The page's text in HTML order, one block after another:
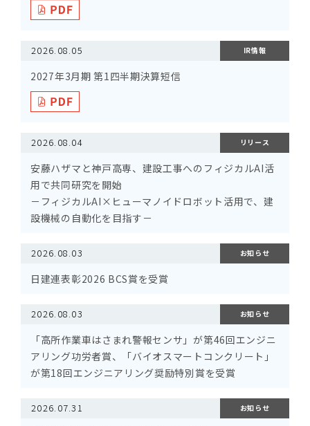
2026.08.05 IR情報
2027年3月期 第1四半期決算短信
2026.08.04 リリース
安藤ハザマと神戸高専、建設工事へのフィジカルAI活
用で共同研究を開始
－フィジカルAI×ヒューマノイドロボット活用で、建
設機械の自動化を目指す－
2026.08.03 お知らせ
日建連表彰2026 BCS賞を受賞
2026.08.03 お知らせ
「高所作業車はさまれ警報センサ」が第46回エンジニ
アリング功労者賞、「バイオスマートコンクリート」
が第18回エンジニアリング奨励特別賞を受賞
2026.07.31 お知らせ